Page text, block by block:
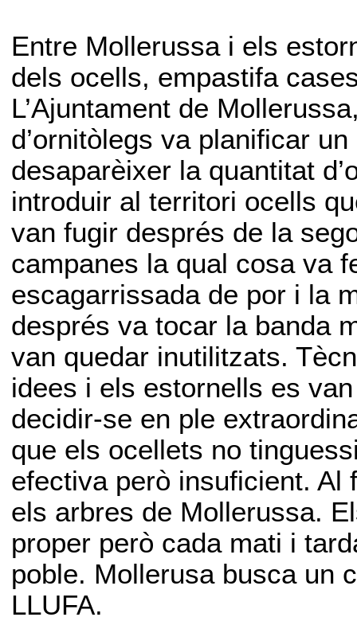
Entre Mollerussa i els
dels ocells, empastifa
L’Ajuntament de
d’ornitòlegs va planificar
desaparèixer la quantitat
introduir al territori ocells
van fugir després de la
campanes la qual cosa va
escagarrissada de por i la
després va tocar la banda
van quedar inutilitzats.
idees i els estornells es
decidir-se en ple
que els ocellets no
efectiva però insuficient. Al
els arbres de Mollerussa.
proper però cada mati i
poble. Mollerusa busca un
LLUFA.